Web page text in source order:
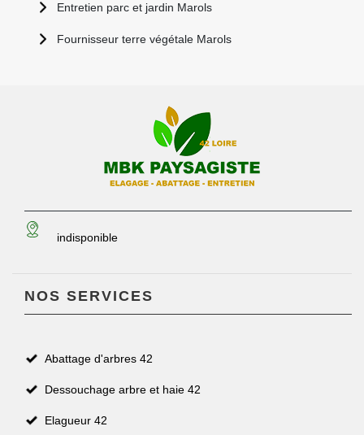
Entretien parc et jardin Marols
Fournisseur terre végétale Marols
indisponible
NOS SERVICES
Abattage d'arbres 42
Dessouchage arbre et haie 42
Elagueur 42